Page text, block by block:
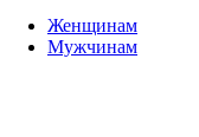
Женщинам
Мужчинам